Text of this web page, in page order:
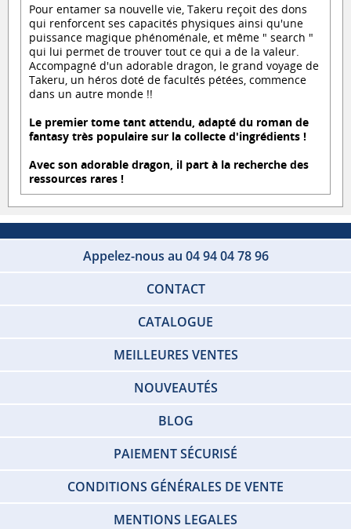
Pour entamer sa nouvelle vie, Takeru reçoit des dons
qui renforcent ses capacités physiques ainsi qu'une
puissance magique phénoménale, et même " search "
qui lui permet de trouver tout ce qui a de la valeur.
Accompagné d'un adorable dragon, le grand voyage de
Takeru, un héros doté de facultés pétées, commence
dans un autre monde !!
Le premier tome tant attendu, adapté du roman de
fantasy très populaire sur la collecte d'ingrédients !
Avec son adorable dragon, il part à la recherche des
ressources rares !
Appelez-nous au 04 94 04 78 96
CONTACT
CATALOGUE
MEILLEURES VENTES
NOUVEAUTÉS
BLOG
PAIEMENT SÉCURISÉ
CONDITIONS GÉNÉRALES DE VENTE
MENTIONS LEGALES